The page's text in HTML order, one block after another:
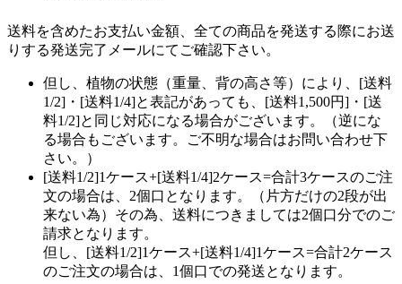
送料を含めたお支払い金額、全ての商品を発送する際にお送
りする発送完了メールにてご確認下さい。
但し、植物の状態（重量、背の高さ等）により、[送料
1/2]・[送料1/4]と表記があっても、[送料1,500円]・[送
料1/2]と同じ対応になる場合がございます。（逆にな
る場合もございます。ご不明な場合はお問い合わせ下
さい。）
[送料1/2]1ケース+[送料1/4]2ケース=合計3ケースのご注
文の場合は、2個口となります。（片方だけの2段が出
来ない為）その為、送料につきましては2個口分でのご
請求となります。
但し、[送料1/2]1ケース+[送料1/4]1ケース=合計2ケース
のご注文の場合は、1個口での発送となります。